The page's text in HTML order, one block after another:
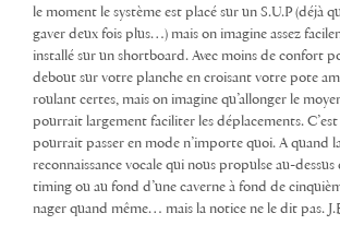
le moment le système est placé sur un S.U.P (déjà
gaver deux fois plus…) mais on imagine assez
installé sur un shortboard. Avec moins de confort
debout sur votre planche en croisant votre pote
roulant certes, mais on imagine qu’allonger le
pourrait largement faciliter les déplacements.
pourrait passer en mode n’importe quoi. A quand
reconnaissance vocale qui nous propulse au-
timing ou au fond d’une caverne à fond de
nager quand même… mais la notice ne le dit pas.